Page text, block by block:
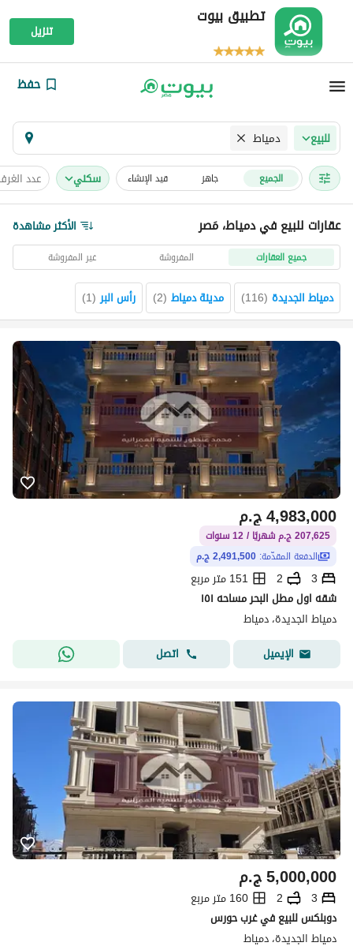
تطبيق بيوت
تنزيل
حفظ
للبيع دمياط
الجميع جاهز قيد الإنشاء سكني عدد
عقارات للبيع في دمياط، مَصر الأكثر مشاهدة
جميع العقارات المفروشة غير المفروشة
دمياط الجديدة (
116
) مدينة دمياط (
2
) رأس البر (
1
)
ج.م4,983,000
207,625 ج.م شهريًا / 12 سنوات
الدفعة المقدّمة: 2,491,500 ج.م
3
2
151 متر مربع
شقه اول مطل البحر مساحه ١٥١
دمياط الجديدة، دمياط
الإيميل
اتصل
ج.م5,000,000
3
2
160 متر مربع
دوبلكس للبيع في غرب حورس
دمياط الجديدة، دمياط